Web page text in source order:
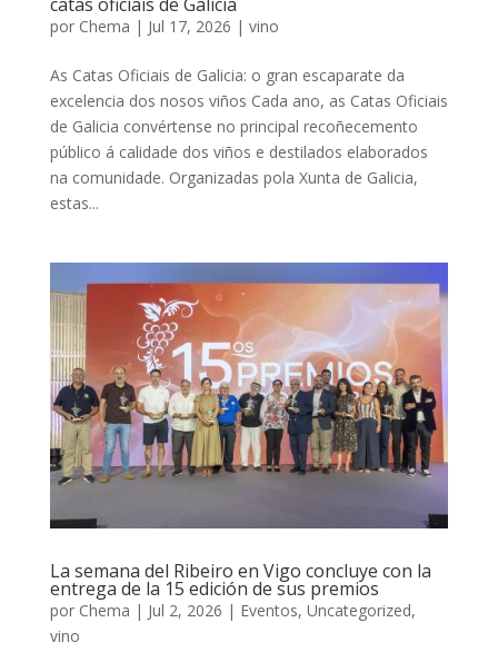
por Chema | Jul 17, 2026 | vino
As Catas Oficiais de Galicia: o gran escaparate da
excelencia dos nosos viños Cada ano, as Catas Oficiais
de Galicia convértense no principal recoñecemento
público á calidade dos viños e destilados elaborados
na comunidade. Organizadas pola Xunta de Galicia,
estas...
La semana del Ribeiro en Vigo concluye con la
entrega de la 15 edición de sus premios
por Chema | Jul 2, 2026 | Eventos, Uncategorized,
vino